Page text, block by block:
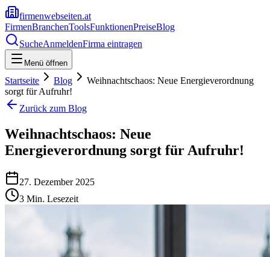
firmenwebseiten.at
FirmenBranchenToolsFunktionenPreiseBlog
SucheAnmeldenFirma eintragen
Menü öffnen
Startseite Blog
Weihnachtschaos: Neue Energieverordnung
sorgt für Aufruhr!
Zurück zum Blog
Weihnachtschaos: Neue
Energieverordnung sorgt für Aufruhr!
27. Dezember 2025
3 Min. Lesezeit